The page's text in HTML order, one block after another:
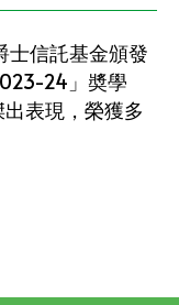
士信託基金頒發
24」奬學
表現，榮獲多